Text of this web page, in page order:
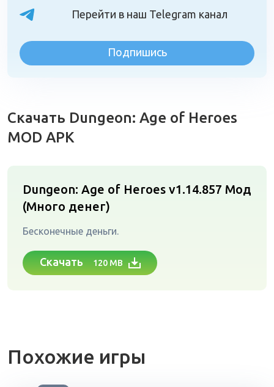
Перейти в наш Telegram канал
Подпишись
Скачать Dungeon: Age of Heroes
MOD APK
Dungeon: Age of Heroes v1.14.857 Мод
(Много денег)
Бесконечные деньги.
Скачать 120 MB
Похожие игры